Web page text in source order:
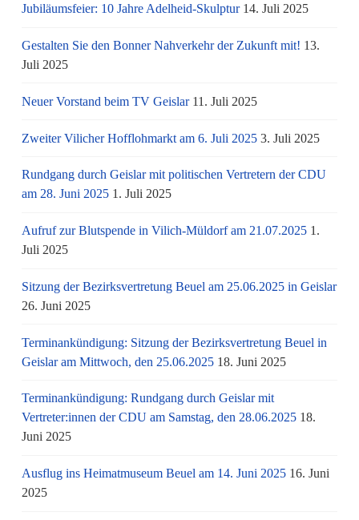
Jubiläumsfeier: 10 Jahre Adelheid-Skulptur 14. Juli 2025
Gestalten Sie den Bonner Nahverkehr der Zukunft mit! 13.
Juli 2025
Neuer Vorstand beim TV Geislar 11. Juli 2025
Zweiter Vilicher Hofflohmarkt am 6. Juli 2025 3. Juli 2025
Rundgang durch Geislar mit politischen Vertretern der CDU
am 28. Juni 2025 1. Juli 2025
Aufruf zur Blutspende in Vilich-Müldorf am 21.07.2025 1.
Juli 2025
Sitzung der Bezirksvertretung Beuel am 25.06.2025 in Geislar
26. Juni 2025
Terminankündigung: Sitzung der Bezirksvertretung Beuel in
Geislar am Mittwoch, den 25.06.2025 18. Juni 2025
Terminankündigung: Rundgang durch Geislar mit
Vertreter:innen der CDU am Samstag, den 28.06.2025 18.
Juni 2025
Ausflug ins Heimatmuseum Beuel am 14. Juni 2025 16. Juni
2025